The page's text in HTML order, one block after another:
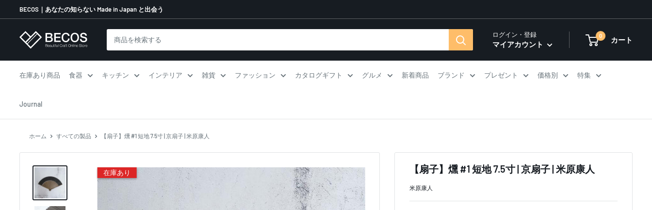
ン
プ
BECOS｜あなたの知らない Made in Japan と出会う
伝
工
芸
な
ログイン・登録
マイアカウント
0 カート
在庫あり商品 食器 キッチン インテリア 雑貨 ファッション カタログギフト グルメ 新着商品 ブランド プレゼント 価格別 特集
Journal
ホーム すべての製品 【扇子】燻 #1 短地 7.5寸 | 京扇子 | 米原康人
在庫あり 【扇子】燻 #1 短地 7.5寸 | 京扇子 | 米原康人
米原康人